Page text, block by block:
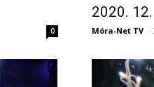
0
2020.
Móra-Net TV -